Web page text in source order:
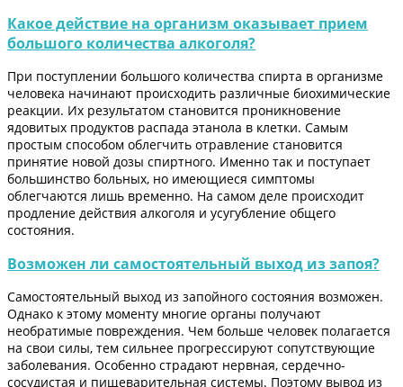
Какое действие на организм оказывает прием
большого количества алкоголя?
При поступлении большого количества спирта в организме
человека начинают происходить различные биохимические
реакции. Их результатом становится проникновение
ядовитых продуктов распада этанола в клетки. Самым
простым способом облегчить отравление становится
принятие новой дозы спиртного. Именно так и поступает
большинство больных, но имеющиеся симптомы
облегчаются лишь временно. На самом деле происходит
продление действия алкоголя и усугубление общего
состояния.
Возможен ли самостоятельный выход из запоя?
Самостоятельный выход из запойного состояния возможен.
Однако к этому моменту многие органы получают
необратимые повреждения. Чем больше человек полагается
на свои силы, тем сильнее прогрессируют сопутствующие
заболевания. Особенно страдают нервная, сердечно-
сосудистая и пищеварительная системы. Поэтому вывод из